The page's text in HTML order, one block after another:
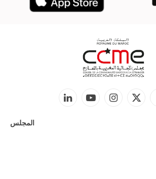
X
الانستغراميوتيوب لينكدإن
المجلس